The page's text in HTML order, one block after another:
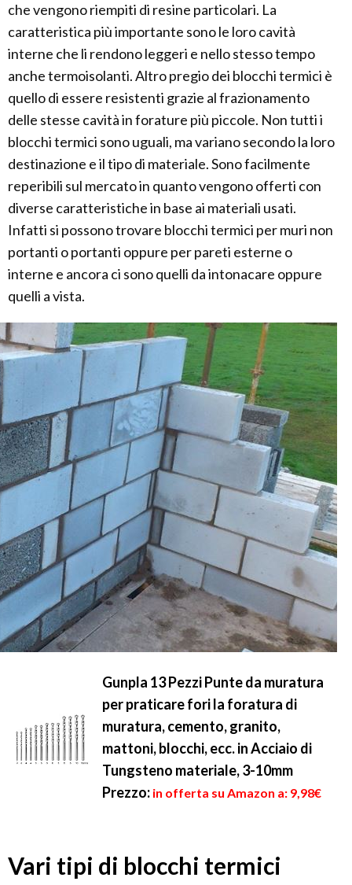
che vengono riempiti di resine particolari. La
caratteristica più importante sono le loro cavità
interne che li rendono leggeri e nello stesso tempo
anche termoisolanti. Altro pregio dei blocchi termici è
quello di essere resistenti grazie al frazionamento
delle stesse cavità in forature più piccole. Non tutti i
blocchi termici sono uguali, ma variano secondo la loro
destinazione e il tipo di materiale. Sono facilmente
reperibili sul mercato in quanto vengono offerti con
diverse caratteristiche in base ai materiali usati.
Infatti si possono trovare blocchi termici per muri non
portanti o portanti oppure per pareti esterne o
interne e ancora ci sono quelli da intonacare oppure
quelli a vista.
Gunpla 13 Pezzi Punte da muratura
per praticare fori la foratura di
muratura, cemento, granito,
mattoni, blocchi, ecc. in Acciaio di
Tungsteno materiale, 3-10mm
Prezzo: in offerta su Amazon a: 9,98€
Vari tipi di blocchi termici